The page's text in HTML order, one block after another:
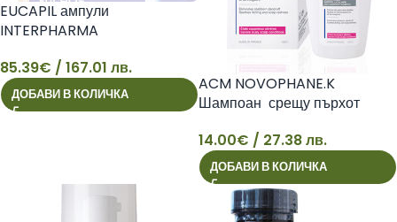
85
EUCAPIL ампули
INTERPHARMA
85.39€ / 167.01 лв.
ДОБАВИ В КОЛИЧКА
14
ACM NOVOPHANE.K
Шампоан срещу пърхот
14.00€ / 27.38 лв.
ДОБАВИ В КОЛИЧКА